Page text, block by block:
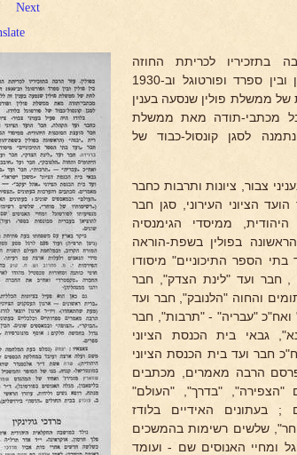
Next
בתזכיריו לכריתת החוזה
המסחרי בין פולין ובין ספרד ופורטוגל וב-1930
ממשלת פולין שנסעה בענין
מכתבי-תודה מאת ממשלת
לסגן קונסול-כבוד של
צבור, ציונות ותרבות כחבר
הציוני העירוני, סגן חבר
ממיסדי הגימנסיה
בפולין בשפת-הוראה
הספר התיכוניים" מיסודו
, חבר ועד "לינת הצדק", חבר
והחוה "הלנובק", חבר ועד
"עבריה" - "תרבות", חבר
גבאי בית הכנסת הציוני
חבר ועד בית הכנסת הציוני
הרבה מאמרים, מכתבים
"הצפירה", "בדרך", "העולם"
; בעתונים האידיים בלודז
שלשים רשימות בהמשכים
ומחיי האנוסים שם - ועומד